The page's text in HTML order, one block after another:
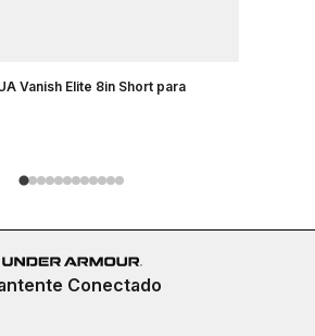
Vanish Elite 8in Short para
Conectado